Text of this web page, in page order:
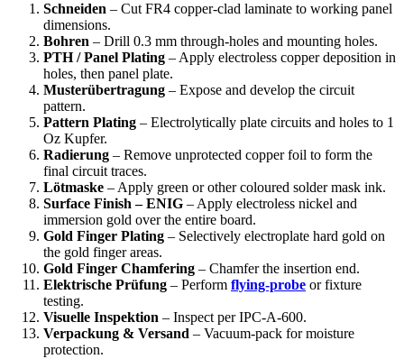
Schneiden – Cut FR4 copper‑clad laminate to working panel
dimensions.
Bohren – Drill 0.3 mm through‑holes and mounting holes.
PTH /Panel Plating – Apply electroless copper deposition in
holes, then panel plate.
Musterübertragung – Expose and develop the circuit
pattern.
Pattern Plating – Electrolytically plate circuits and holes to 1
Oz Kupfer.
Radierung – Remove unprotected copper foil to form the
final circuit traces.
Lötmaske – Apply green or other coloured solder mask ink.
Surface Finish – ENIG – Apply electroless nickel and
immersion gold over the entire board.
Gold Finger Plating – Selectively electroplate hard gold on
the gold finger areas.
Gold Finger Chamfering – Chamfer the insertion end.
Elektrische Prüfung – Perform flying‑probe or fixture
testing.
Visuelle Inspektion – Inspect per IPC‑A‑600.
Verpackung & Versand – Vacuum‑pack for moisture
protection.